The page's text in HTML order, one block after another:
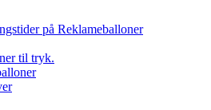
på Reklameballoner
til tryk.